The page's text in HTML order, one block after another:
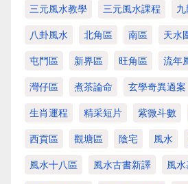
三元風水教學 三元風水課程
八卦風水 北角區 南區 天水
屯門區 新界區 旺角區 流年
灣仔區 煮茶論命 玄學奇異過案
生肖運程 精采短片 紫微斗數
西貢區 觀塘區 陰宅 風水
風水十八區 風水古書新譯 風